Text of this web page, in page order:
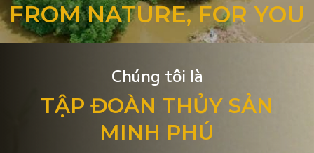
FROM NATURE, FOR YOU
Chúng tôi là
TẬP ĐOÀN THỦY SẢN
MINH PHÚ